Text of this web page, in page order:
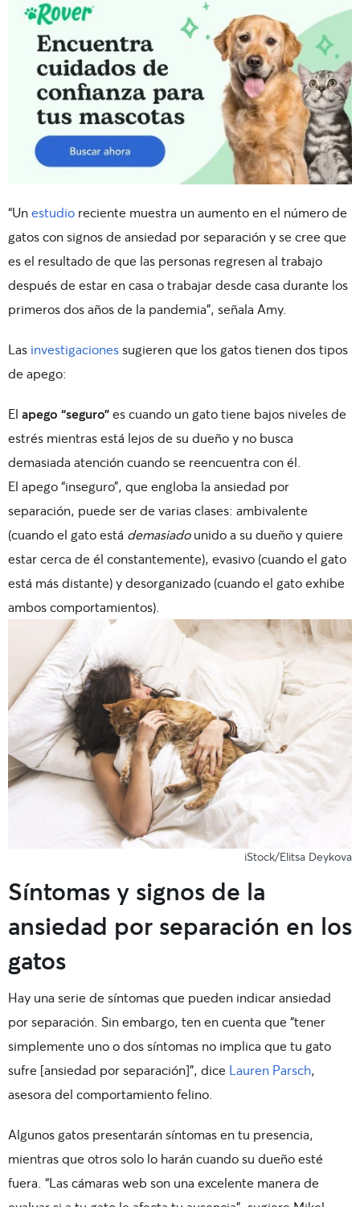
“Unestudio reciente muestra un aumento en el número de
gatos con signos de ansiedad por separación y se cree que
es el resultado de que las personas regresen al trabajo
después de estar en casa o trabajar desde casa durante los
primeros dos años de la pandemia”, señala Amy.
Las investigacionessugieren que los gatos tienen dos tipos
de apego:
El apego “seguro”es cuando un gato tiene bajos niveles de
estrés mientras está lejos de su dueño y no busca
demasiada atención cuando se reencuentra con él.
El apego “inseguro”, que engloba la ansiedad por
separación, puede ser de varias clases: ambivalente
(cuando el gato está demasiadounido a su dueño y quiere
estar cerca de él constantemente), evasivo (cuando el gato
está más distante) y desorganizado (cuando el gato exhibe
ambos comportamientos).
iStock/Elitsa Deykova
Síntomas y signos de la
ansiedad por separación en los
gatos
Hay una serie de síntomas que pueden indicar ansiedad
por separación. Sin embargo, ten en cuenta que “tener
simplemente uno o dos síntomas no implica que tu gato
sufre [ansiedad por separación]”, dice Lauren Parsch,
asesora del comportamiento felino.
Algunos gatos presentarán síntomas en tu presencia,
mientras que otros solo lo harán cuando su dueño esté
fuera. “Las cámaras web son una excelente manera de